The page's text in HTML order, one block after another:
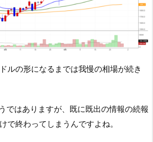
ルの形になるまでは我慢の相場が続き
ではありますが、既に既出の情報の続報
で終わってしまうんですよね。